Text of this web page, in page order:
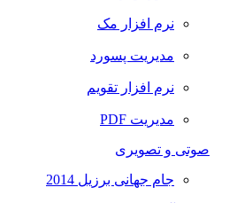
نرم افزار مک
مدیریت پسورد
نرم افزار تقویم
مدیریت PDF
صوتی و تصویری
جام جهانی برزیل 2014